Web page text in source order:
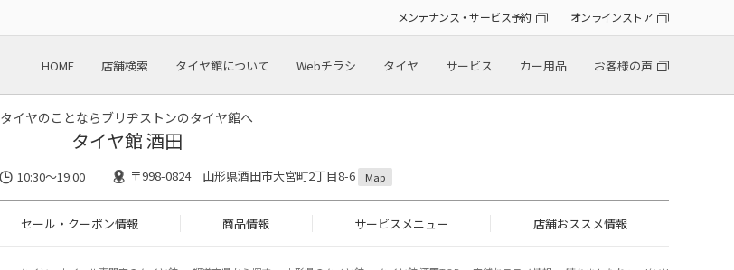
メンテナンス・サービス予約 オンラインストア
HOME 店舗検索 タイヤ館について Webチラシ タイヤ サービス カー用品 お客様の声
タイヤのことならブリヂストンのタイヤ館へ
タイヤ館 酒田
10:30～19:00 〒998-0824 山形県酒田市大宮町2丁目8-6 Map
セール・クーポン情報 商品情報 サービスメニュー 店舗おススメ情報